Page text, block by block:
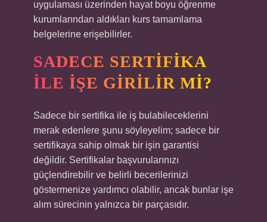
uygulaması üzerinden hayat boyu öğrenme
kurumlarından aldıkları kurs tamamlama
belgelerine erişebilirler.
SADECE SERTIFIKA
ILE IŞE GIRILIR MI?
Sadece bir sertifika ile iş bulabileceklerini
merak edenlere şunu söyleyelim; sadece bir
sertifikaya sahip olmak bir işin garantisi
değildir. Sertifikalar başvurularınızı
güçlendirebilir ve belirli becerilerinizi
göstermenize yardımcı olabilir, ancak bunlar işe
alım sürecinin yalnızca bir parçasıdır.